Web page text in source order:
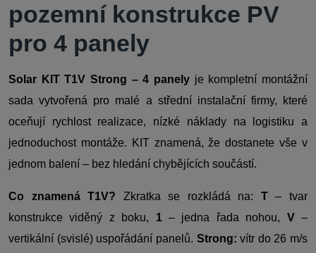
pozemní konstrukce PV
pro 4 panely
Solar KIT T1V Strong – 4 panely je kompletní montážní
sada vytvořená pro malé a střední instalační firmy, které
oceňují rychlost realizace, nízké náklady na logistiku a
jednoduchost montáže. KIT znamená, že dostanete vše v
jednom balení – bez hledání chybějících součástí.
Co znamená T1V? Zkratka se rozkládá na: T– tvar
konstrukce viděný z boku, 1– jedna řada nohou, V–
vertikální (svislé) uspořádání panelů. Strong: vítr do 26 m/s